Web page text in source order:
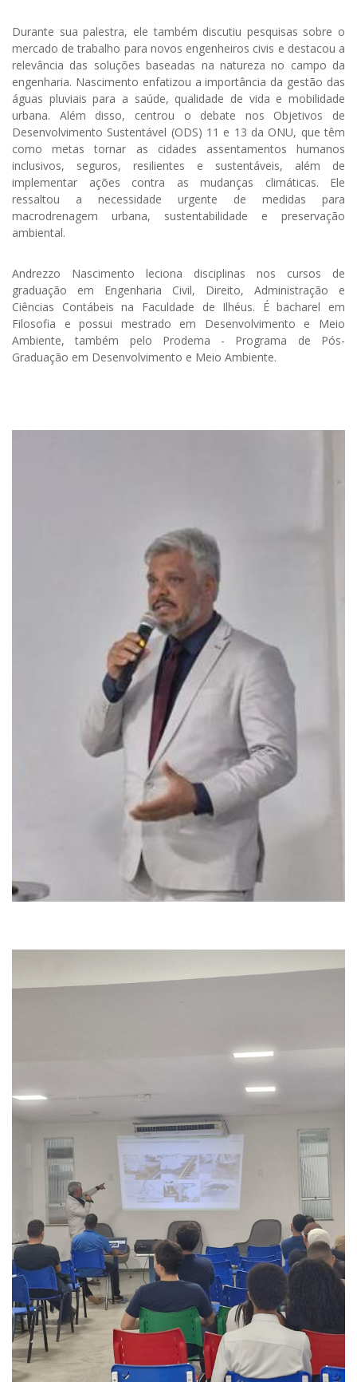
Durante sua palestra, ele também discutiu pesquisas sobre o
mercado de trabalho para novos engenheiros civis e destacou a
relevância das soluções baseadas na natureza no campo da
engenharia. Nascimento enfatizou a importância da gestão das
águas pluviais para a saúde, qualidade de vida e mobilidade
urbana. Além disso, centrou o debate nos Objetivos de
Desenvolvimento Sustentável (ODS) 11 e 13 da ONU, que têm
como metas tornar as cidades assentamentos humanos
inclusivos, seguros, resilientes e sustentáveis, além de
implementar ações contra as mudanças climáticas. Ele
ressaltou a necessidade urgente de medidas para
macrodrenagem urbana, sustentabilidade e preservação
ambiental.
Andrezzo Nascimento leciona disciplinas nos cursos de
graduação em Engenharia Civil, Direito, Administração e
Ciências Contábeis na Faculdade de Ilhéus. É bacharel em
Filosofia e possui mestrado em Desenvolvimento e Meio
Ambiente, também pelo Prodema - Programa de Pós-
Graduação em Desenvolvimento e Meio Ambiente.